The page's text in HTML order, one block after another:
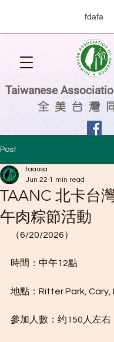
fdafa
Taiwanese
全 美 台 灣
Post
TAANC 北卡台
午肉粽節活動
taausa
Jun 22 1 min read
（6/20/2026）
時間：中午12點
地點：Ritter Park, Cary,
參加人數：约150人左右